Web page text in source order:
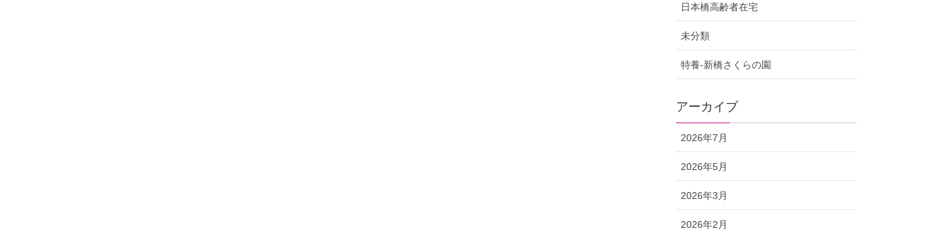
日本橋高齢者在宅
未分類
特養-新橋さくらの園
アーカイブ
2026年7月
2026年5月
2026年3月
2026年2月